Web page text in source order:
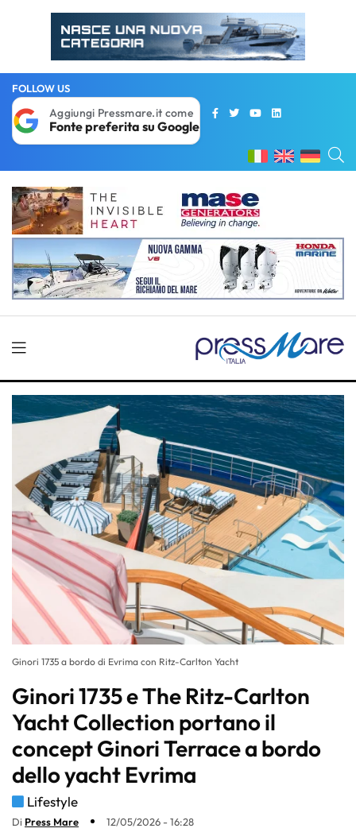
FOLLOW US
Aggiungi Pressmare.it come
Fonte preferita su Google
Ginori 1735 a bordo di Evrima con Ritz-Carlton Yacht
Ginori 1735 e The Ritz-Carlton
Yacht Collection portano il
concept Ginori Terrace a bordo
dello yacht Evrima
Lifestyle
Di Press Mare 12/05/2026 - 16:28